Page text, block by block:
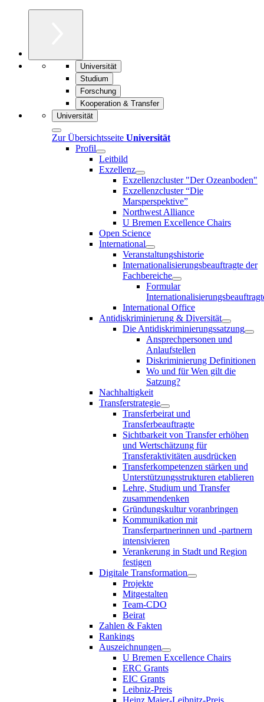
Universität
Studium
Forschung
Kooperation & Transfer
Universität
Zur Übersichtsseite Universität
Profil
Leitbild
Exzellenz
Exzellenzcluster "Der Ozeanboden"
Exzellenzcluster “Die
Marsperspektive”
Northwest Alliance
U Bremen Excellence Chairs
Open Science
International
Veranstaltungshistorie
Internationalisierungsbeauftragte der
Fachbereiche
Formular
International Office
Antidiskriminierung & Diversität
Die Antidiskriminierungssatzung
Ansprechpersonen und
Anlaufstellen
Diskriminierung Definitionen
Wo und für Wen gilt die
Satzung?
Nachhaltigkeit
Transferstrategie
Transferbeirat und
Transferbeauftragte
Sichtbarkeit von Transfer erhöhen
und Wertschätzung für
Transferaktivitäten ausdrücken
Transferkompetenzen stärken und
Unterstützungsstrukturen etablieren
Lehre, Studium und Transfer
zusammendenken
Gründungskultur voranbringen
Kommunikation mit
Transferpartnerinnen und -partnern
intensivieren
Verankerung in Stadt und Region
festigen
Digitale Transformation
Projekte
Mitgestalten
Team-CDO
Beirat
Zahlen & Fakten
Rankings
Auszeichnungen
U Bremen Excellence Chairs
ERC Grants
EIC Grants
Leibniz-Preis
Heinz Maier-Leibnitz-Preis